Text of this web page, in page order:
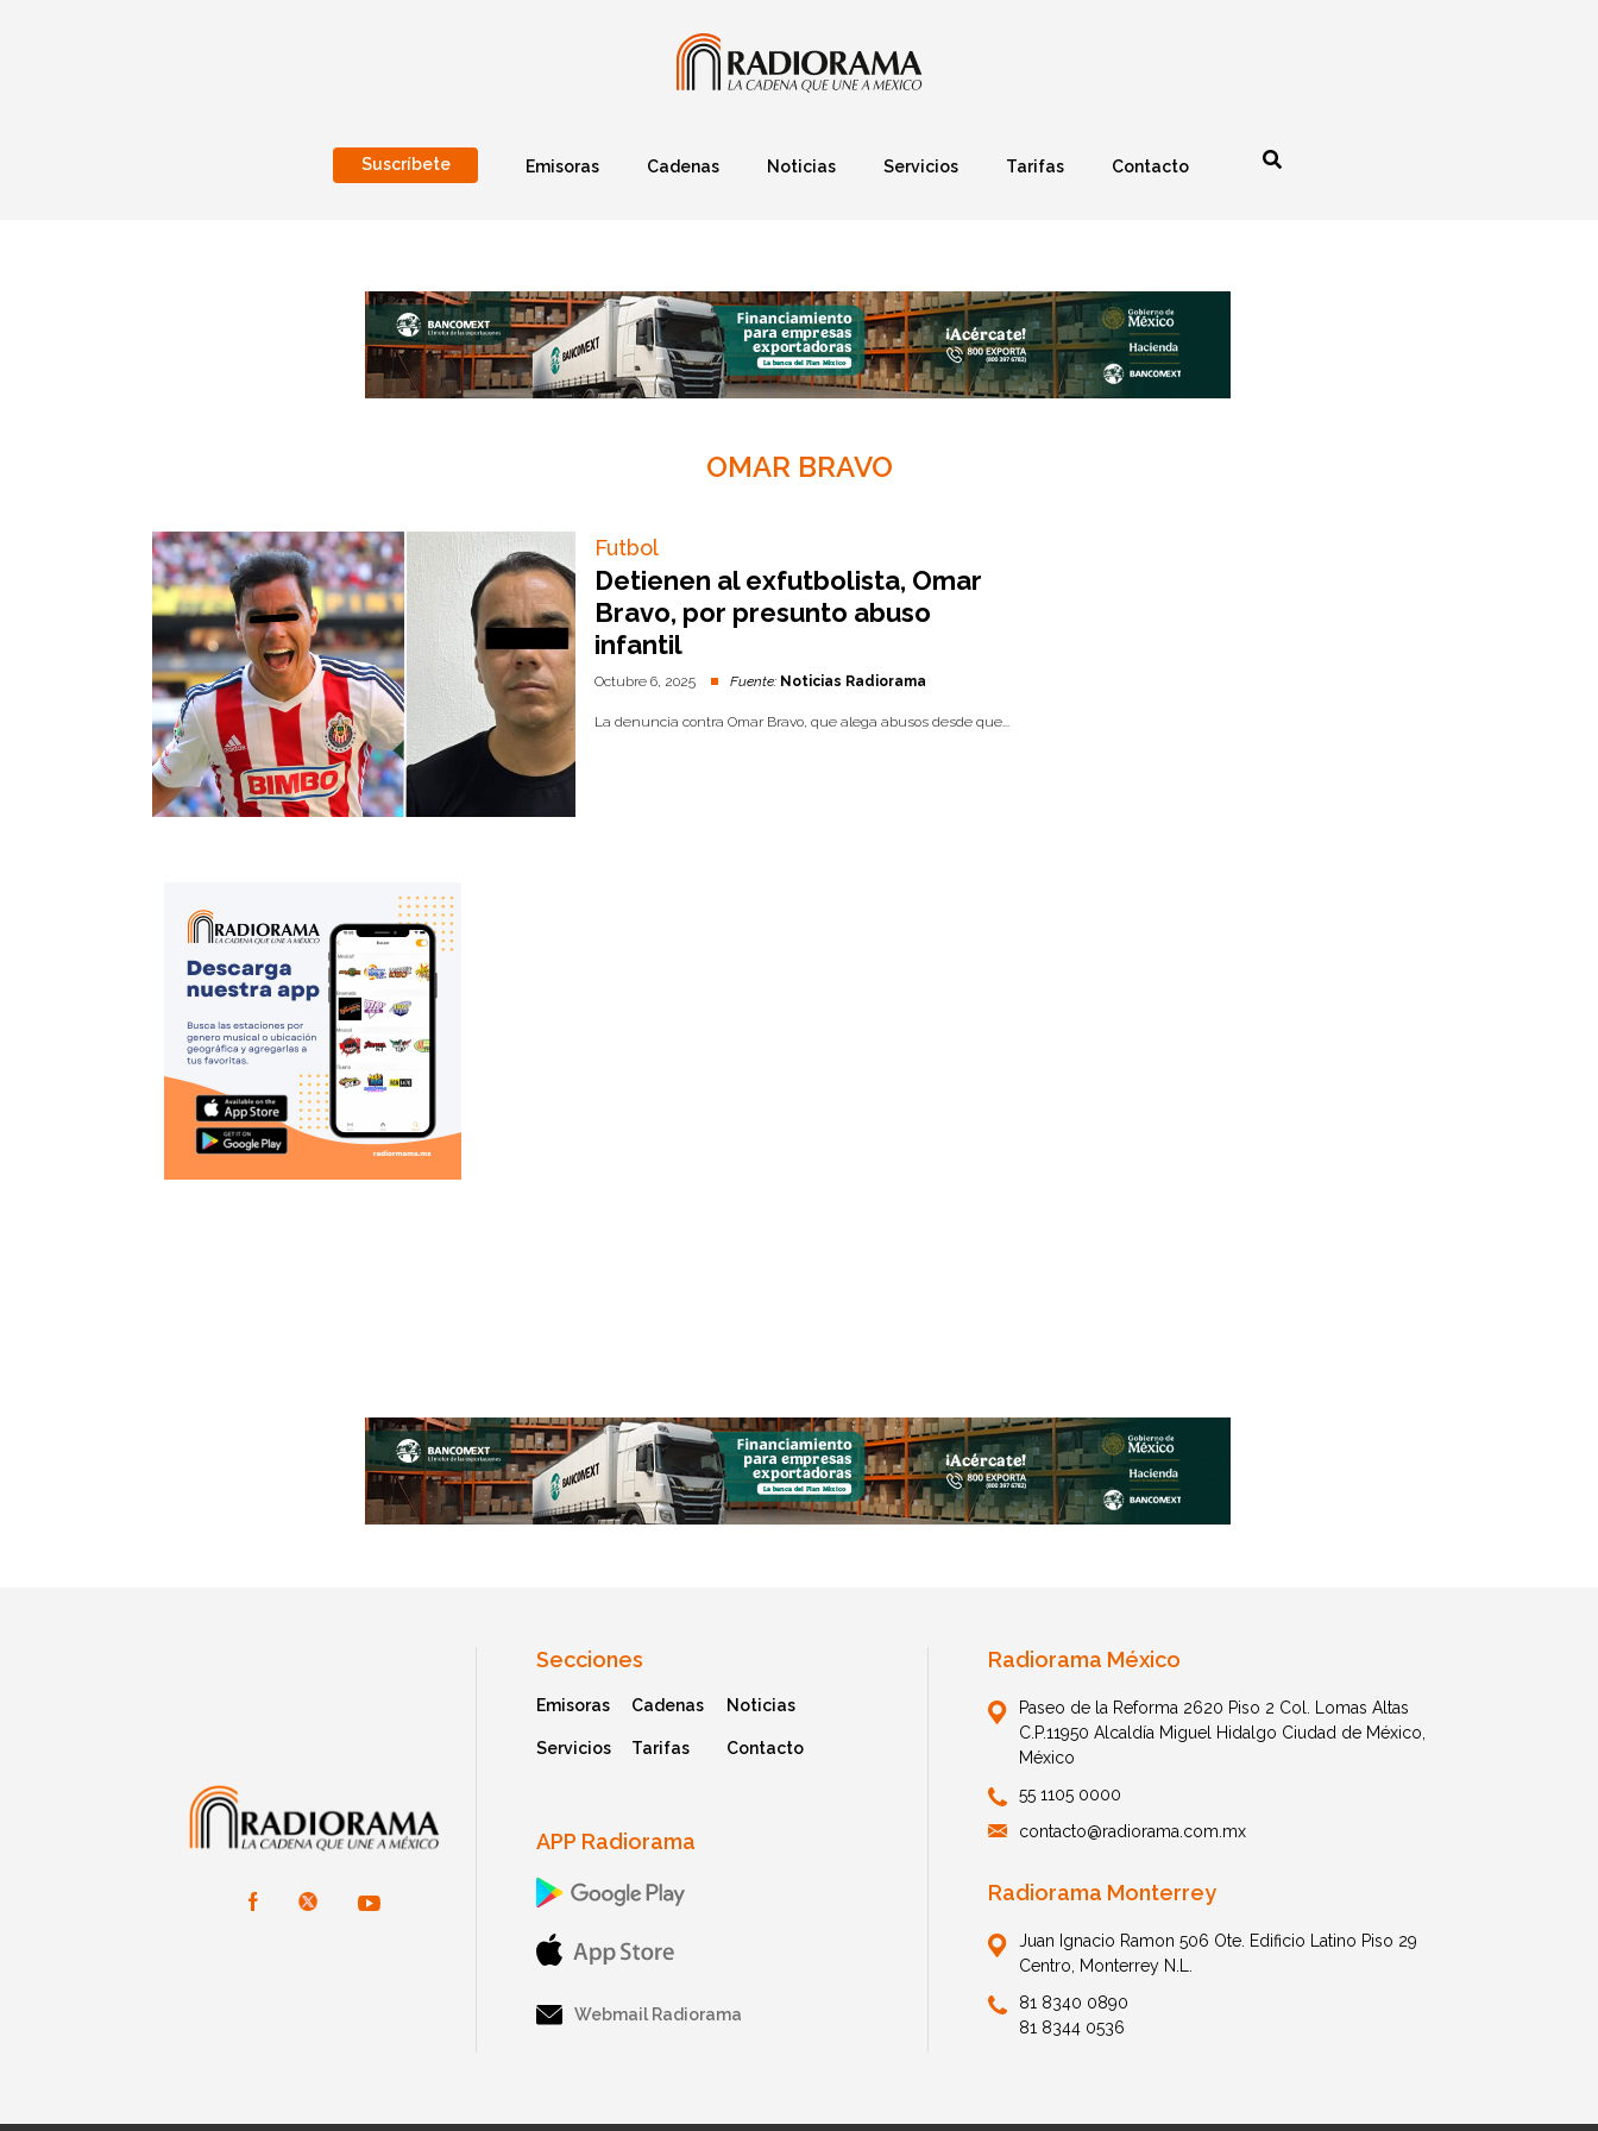
Suscríbete Emisoras Cadenas Noticias Servicios Tarifas Contacto
OMAR BRAVO
Futbol
Detienen al exfutbolista, Omar
Bravo, por presunto abuso
infantil
Octubre 6, 2025 Fuente: Noticias Radiorama
La denuncia contra Omar Bravo, que alega abusos desde que...
Secciones
Emisoras Cadenas Noticias
Servicios Tarifas Contacto
APP Radiorama
Webmail Radiorama
Radiorama México
Paseo de la Reforma 2620 Piso 2 Col. Lomas Altas
C.P.11950 Alcaldía Miguel Hidalgo Ciudad de México,
México
55 1105 0000
contacto@radiorama.com.mx
Radiorama Monterrey
Juan Ignacio Ramon 506 Ote. Edificio Latino Piso 29
Centro, Monterrey N.L.
81 8340 0890
81 8344 0536